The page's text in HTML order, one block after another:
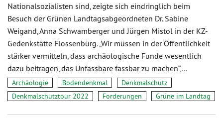
Nationalsozialisten sind, zeigte sich eindringlich beim
Besuch der Grünen Landtagsabgeordneten Dr. Sabine
Weigand, Anna Schwamberger und Jürgen Mistol in der KZ-
Gedenkstätte Flossenbürg. „Wir müssen in der Öffentlichkeit
stärker vermitteln, dass archäologische Funde wesentlich
dazu beitragen, das Unfassbare fassbar zu machen“,…
Archäologie Bodendenkmal
Denkmalschutz
Denkmalschutztour 2022
Forderungen Grüne im Landtag